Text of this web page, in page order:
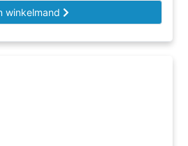
winkelmand